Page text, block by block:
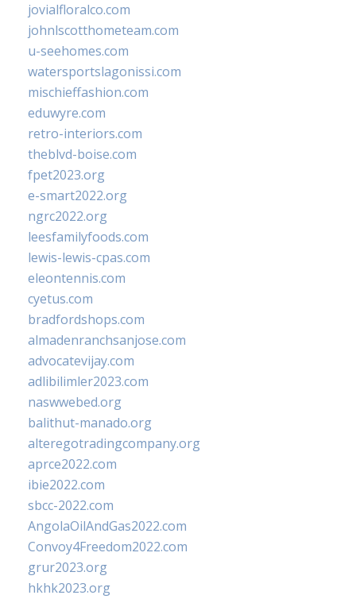
jovialfloralco.com
johnlscotthometeam.com
u-seehomes.com
watersportslagonissi.com
mischieffashion.com
eduwyre.com
retro-interiors.com
theblvd-boise.com
fpet2023.org
e-smart2022.org
ngrc2022.org
leesfamilyfoods.com
lewis-lewis-cpas.com
eleontennis.com
cyetus.com
bradfordshops.com
almadenranchsanjose.com
advocatevijay.com
adlibilimler2023.com
naswwebed.org
balithut-manado.org
alteregotradingcompany.org
aprce2022.com
ibie2022.com
sbcc-2022.com
AngolaOilAndGas2022.com
Convoy4Freedom2022.com
grur2023.org
hkhk2023.org